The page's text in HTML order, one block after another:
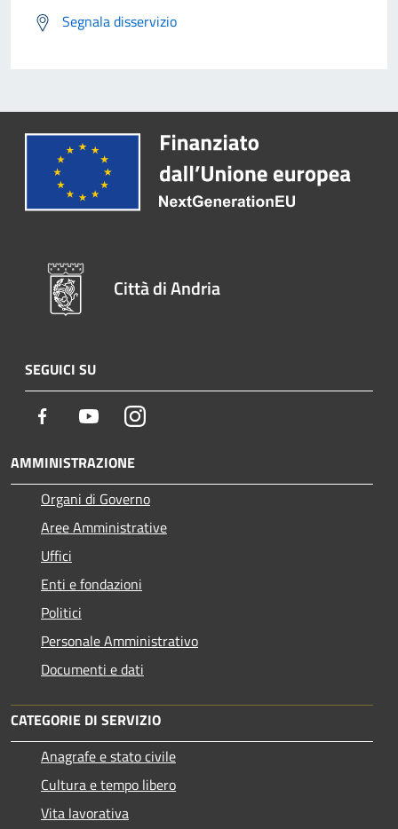
Segnala disservizio
Città di Andria
SEGUICI SU
Facebook YoutubeInstagram
AMMINISTRAZIONE
Organi di Governo
Aree Amministrative
Uffici
Enti e fondazioni
Politici
Personale Amministrativo
Documenti e dati
CATEGORIE DI SERVIZIO
Anagrafe e stato civile
Cultura e tempo libero
Vita lavorativa